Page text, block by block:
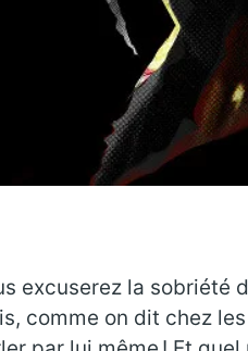
excuserez la sobriété
comme on dit chez